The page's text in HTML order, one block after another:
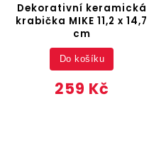
Dekorativní keramická
krabička MIKE 11,2 x 14,7
cm
259 Kč
Do košíku